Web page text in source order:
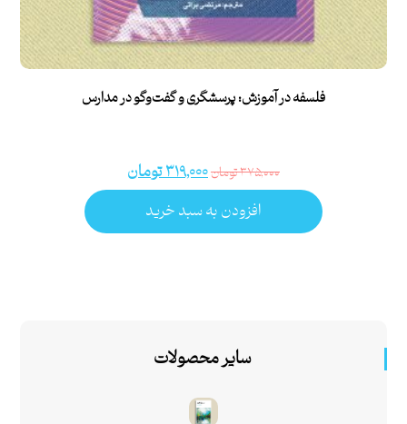
فلسفه در آموزش: پرسشگری و گفت‌وگو در مدارس
۳۷۵,۰۰۰تومان۳۱۹,۰۰۰تومان
افزودن به سبد خرید
سایر محصولات